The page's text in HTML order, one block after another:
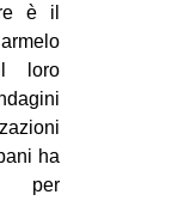
è il
loro
ha
per